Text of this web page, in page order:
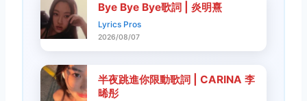
Bye Bye Bye歌詞 | 炎明熹
Lyrics Pros
2026/08/07
半夜跳進你限動歌詞 | CARINA 李
晞彤